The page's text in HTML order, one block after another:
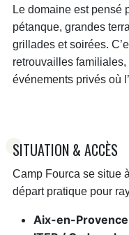
Le domaine est pensé
pétanque, grandes
grillades et soirées.
retrouvailles
événements privés où
SITUATION & ACCÈS
Camp Fourca se situe
départ pratique pour
Aix-en-Provence